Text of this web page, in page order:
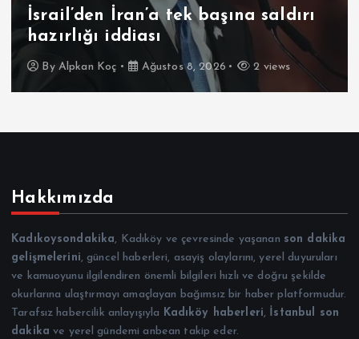
İsrail’den İran’a tek başına saldırı
hazırlığı iddiası
By Alpkan Koç Ağustos 8, 2026 2 views
Hakkımızda
Kadıkoysondakika, Kadıköy ve çevresinde yaşanan son dakika
gelişmelerini, güncel haberleri, asayiş olaylarını, yerel duyuruları
ve kamuoyunu ilgilendiren önemli bilgileri hızlı ve doğru şekilde
okurlarına ulaştırmayı amaçlayan bağımsız bir haber platformudur.
Tarafsız habercilik anlayışıyla Kadıköy haberleri,
İstanbul son
dakika ve yerel gündemi anbean takip eder.